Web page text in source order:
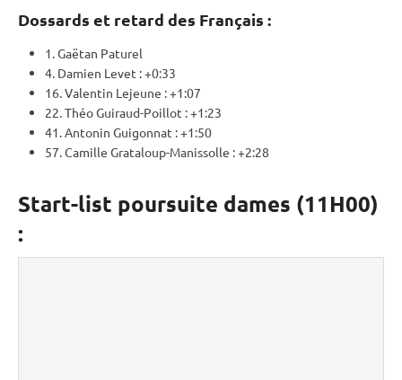
Dossards et retard des Français :
1. Gaëtan Paturel
4. Damien Levet : +0:33
16. Valentin Lejeune : +1:07
22. Théo Guiraud-Poillot : +1:23
41. Antonin Guigonnat : +1:50
57. Camille Grataloup-Manissolle : +2:28
Start-list poursuite dames (11H00)
: